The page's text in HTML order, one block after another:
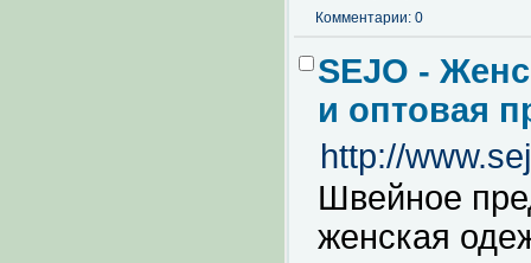
Комментарии: 0
SEJO -
и оптовая
http://
Швейное
женская